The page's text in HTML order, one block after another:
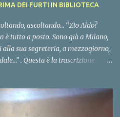
DEI FURTI IN BIBLIOTECA
ascoltando… “Zio Aldo?
è tutto a posto. Sono già a Milano,
sua segreteria, a mezzogiorno,
. Questa è la trascrizione
e dalla squadra mobile della
è stata trasmessa il 5 ottobre 2008